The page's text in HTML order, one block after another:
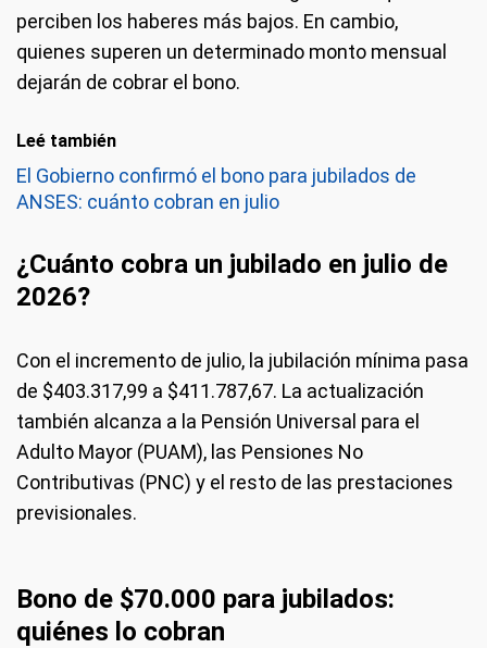
perciben los haberes más bajos. En cambio,
quienes superen un determinado monto mensual
dejarán de cobrar el bono.
Leé también
El Gobierno confirmó el bono para jubilados de
ANSES: cuánto cobran en julio
¿Cuánto cobra un jubilado en julio de
2026?
Con el incremento de julio, la jubilación mínima pasa
de $403.317,99 a $411.787,67. La actualización
también alcanza a la Pensión Universal para el
Adulto Mayor (PUAM), las Pensiones No
Contributivas (PNC) y el resto de las prestaciones
previsionales.
Bono de $70.000 para jubilados:
quiénes lo cobran